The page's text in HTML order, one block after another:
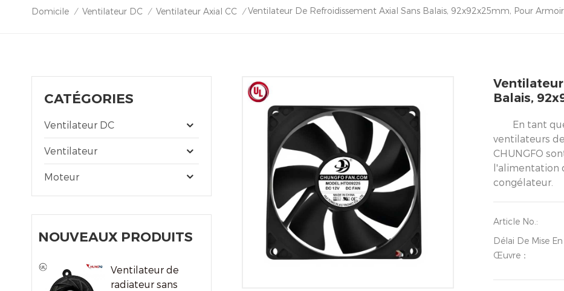
Domicile / Ventilateur DC / Ventilateur Axial CC / Ventilateur De Refroidissement Axial Sans Balais, 92x92x25mm, Pour
CATÉGORIES
Ventilateur DC
Ventilateur
Moteur
NOUVEAUX PRODUITS
Ventilateur de
radiateur sans
Balais,
En tant
ventilateurs
CHUNGFO
l'alimentation
congélateur.
Article No.:
Délai De Mise En
Œuvre：